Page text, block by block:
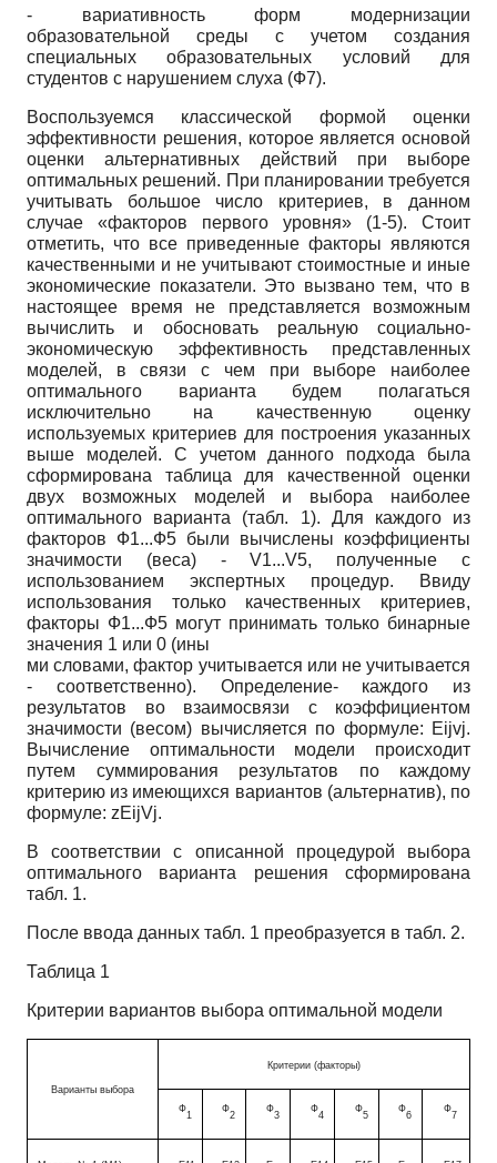
- вариативность форм модернизации
образовательной среды с учетом создания
специальных образовательных условий для
студентов с нарушением слуха (Ф7).
Воспользуемся классической формой оценки
эффективности решения, которое является основой
оценки альтернативных действий при выборе
оптимальных решений. При планировании требуется
учитывать большое число критериев, в данном
случае «факторов первого уровня» (1-5). Стоит
отметить, что все приведенные факторы являются
качественными и не учитывают стоимостные и иные
экономические показатели. Это вызвано тем, что в
настоящее время не представляется возможным
вычислить и обосновать реальную социально-
экономическую эффективность представленных
моделей, в связи с чем при выборе наиболее
оптимального варианта будем полагаться
исключительно на качественную оценку
используемых критериев для построения указанных
выше моделей. С учетом данного подхода была
сформирована таблица для качественной оценки
двух возможных моделей и выбора наиболее
оптимального варианта (табл. 1). Для каждого из
факторов Ф1...Ф5 были вычислены коэффициенты
значимости (веса) -V1...V5, полученные с
использованием экспертных процедур. Ввиду
использования только качественных критериев,
факторы Ф1...Ф5 могут принимать только бинарные
значения 1 или 0 (ины­
ми словами, фактор учитывается или не учитывается
- соответственно). Определение- каждого из
результатов во взаимосвязи с коэффициентом
значимости (весом) вычисляется по формуле: Eijvj.
Вычисление оптимальности модели происходит
путем суммирования результатов по каждому
критерию из имеющихся вариантов (альтернатив), по
формуле: zEijVj.
В соответствии с описанной процедурой выбора
оптимального варианта решения сформирована
табл. 1.
После ввода данных табл. 1 преобразуется в табл. 2.
Таблица 1
Критерии вариантов выбора оптимальной модели
Варианты выбора
Критерии (факторы)
Ф
1
Ф
2
Ф
3
Ф
4
Ф
5
Ф
6
Ф
7